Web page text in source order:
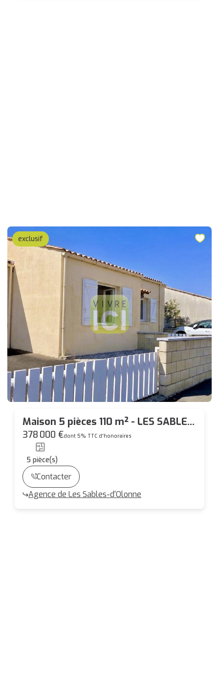
exclusif
Maison 5 pièces 110 m² - LES SABLES
D'OLONNE
378 000 €dont 5% TTC d'honoraires
5 pièce(s)
Contacter
Agence de Les Sables-d'Olonne